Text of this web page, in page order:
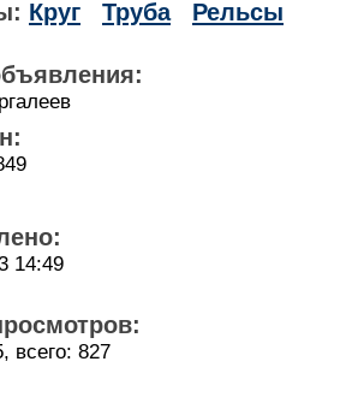
Круг Труба Рельсы
14:49
всего: 827